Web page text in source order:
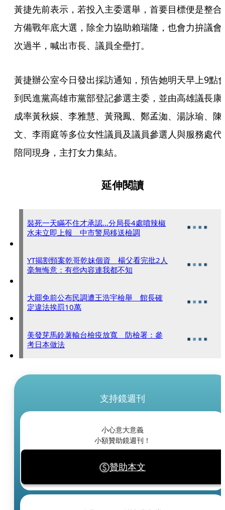
黃捷先前表示，若投入主委選舉，首要目標便是整合
方備戰年底大選，除全力協助賴瑞隆，也會力拚議會
次過半，喊出市長、議員全壘打。
黃捷辦公室今日發出採訪通知，預告她明天早上9點
到民進黨高雄市黨部登記參選主委，並由高雄議長康
成率黃秋媖、李雅慧、黃飛鳳、鄭孟洳、湯詠瑜、陳
文、李雨庭等多位女性議員及議員參選人與服務處代
陪同現身，主打女力集結。
延伸閱讀
裝死一天瞞不住才承認…分局長4處噴辣椒
水未立即上報 中市警局移送檢調
YT揭割頸案乾哥乾妹個資 楊父看完批2人
毫無悔意：有些內容連我都不知
大罷免前公布民調遭王浩宇檢舉 館長確
定違法挨罰10萬
美發芽馬鈴薯輸台檢疫放寬 防檢署：參
考日本做法
支持鏡週刊
小心意大意義
小額贊助鏡週刊！
贊助本文